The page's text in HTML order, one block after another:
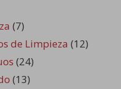
(7)
de Limpieza (12)
(24)
(13)